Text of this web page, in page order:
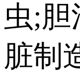
虫;胆
脏制